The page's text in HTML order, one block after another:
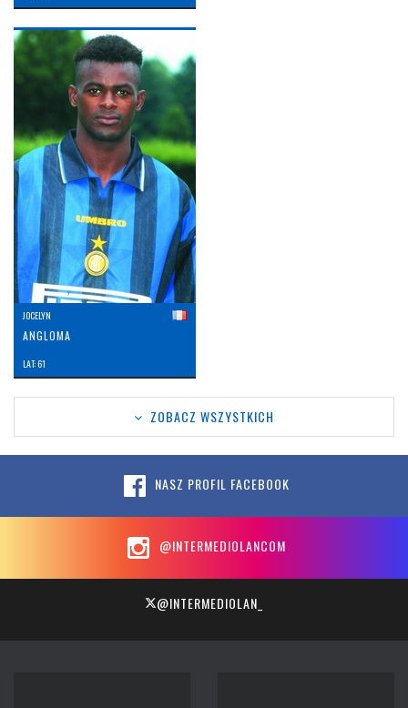
JOCELYN
ANGLOMA
LAT: 61
ZOBACZ WSZYSTKICH
NASZ PROFIL FACEBOOK
@INTERMEDIOLANCOM
@INTERMEDIOLAN_